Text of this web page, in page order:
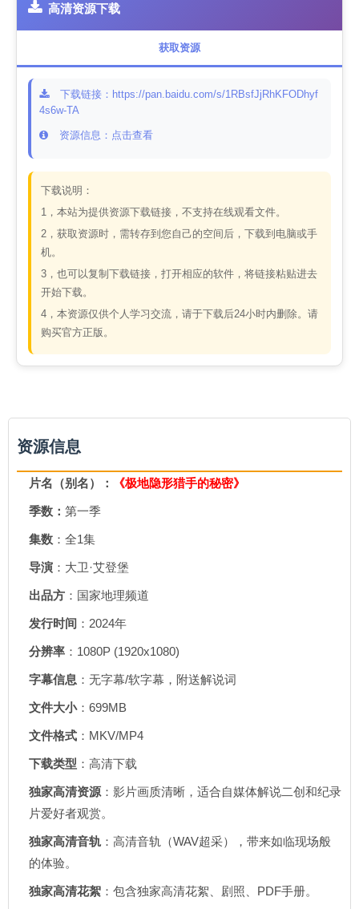
高清资源下载
获取资源
下载链接：https://pan.baidu.com/s/1RBsfJjRhKFODhyf
4s6w-TA
资源信息：点击查看
下载说明：
1，本站为提供资源下载链接，不支持在线观看文件。
2，获取资源时，需转存到您自己的空间后，下载到电脑或手
机。
3，也可以复制下载链接，打开相应的软件，将链接粘贴进去
开始下载。
4，本资源仅供个人学习交流，请于下载后24小时内删除。请
购买官方正版。
资源信息
片名（别名）： 《极地隐形猎手的秘密》
季数： 第一季
集数 ：全1集
导演 ：大卫·艾登堡
出品方 ：国家地理频道
发行时间 ：2024年
分辨率 ：1080P (1920x1080)
字幕信息 ：无字幕/软字幕，附送解说词
文件大小：699MB
文件格式 ：MKV/MP4
下载类型 ：高清下载
独家高清资源 ：影片画质清晰，适合自媒体解说二创和纪录
片爱好者观赏。
独家高清音轨 ：高清音轨（WAV超采），带来如临现场般
的体验。
独家高清花絮 ：包含独家高清花絮、剧照、PDF手册。